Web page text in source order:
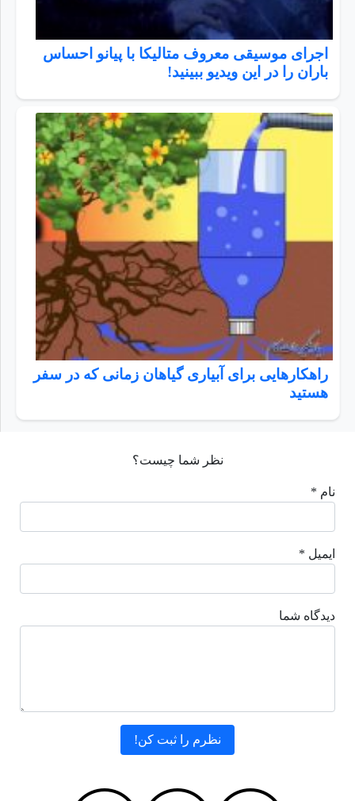
اجرای موسیقی معروف متالیکا با پیانو احساس
باران را در این ویدیو ببینید!
راهکارهایی برای آبیاری گیاهان زمانی که در سفر
هستید
نظر شما چیست؟
نام *
ایمیل *
دیدگاه شما